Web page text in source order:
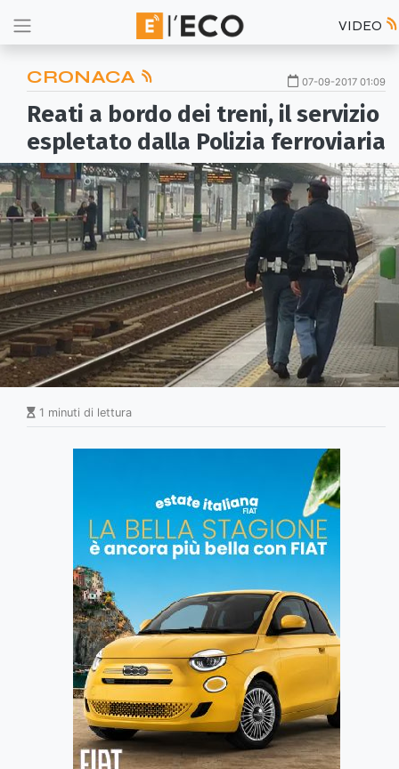
VIDEO
CRONACA 07-09-2017 01:09
Reati a bordo dei treni, il servizio
espletato dalla Polizia ferroviaria
1 minuti di lettura